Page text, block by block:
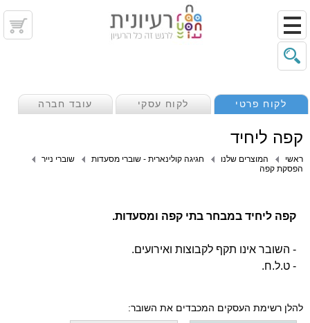
לקוח פרטי לקוח עסקי עובד חברה
קפה ליחיד
ראשי המוצרים שלנו חגיגה קולינארית - שוברי מסעדות
שוברי נייר
הפסקת קפה
קפה ליחיד במבחר בתי קפה ומסעדות.
- השובר אינו תקף לקבוצות ואירועים.
- ט.ל.ח.
להלן רשימת העסקים המכבדים את השובר: